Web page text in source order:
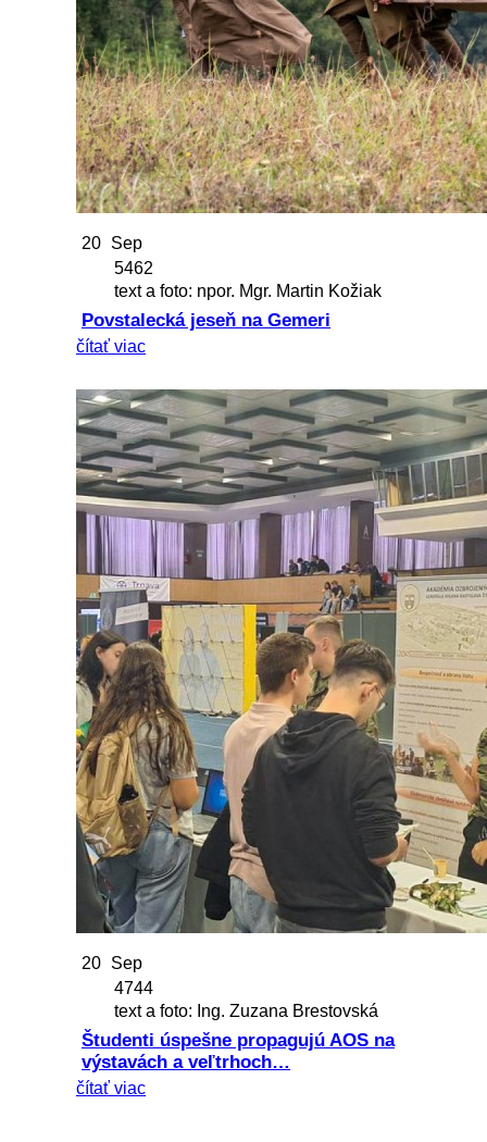
20 Sep
5462
text a foto: npor. Mgr. Martin Kožiak
Povstalecká jeseň na Gemeri
čítať viac
20 Sep
4744
text a foto: Ing. Zuzana Brestovská
Študenti úspešne propagujú AOS na
výstavách a veľtrhoch…
čítať viac